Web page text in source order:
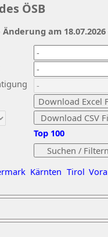
ÖSB
Kärnten Tirol
Top 100
Änderung am